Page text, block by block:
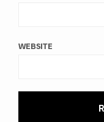
WEBSITE